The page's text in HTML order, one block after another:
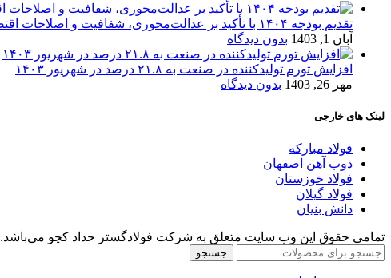
تقدیم بودجه ۱۴۰۴ با تأکید بر عدالت‌محوری، شفافیت و اصلاحات اقتصادی
آبان 1, 1403
بدون دیدگاه
افزایش تورم تولیدکننده در صنعت به ۲۱.۸ درصد در شهریور ۱۴۰۳
مهر 26, 1403
بدون دیدگاه
لینک های خارجی
فولاد مبارکه
ذوب آهن اصفهان
فولاد خوزستان
فولاد گیلان
دانش بنیان
تمامی حقوق این وب سایت متعلق به شرکت فولادگستر حداد کچو می‌باشد.
جستجو